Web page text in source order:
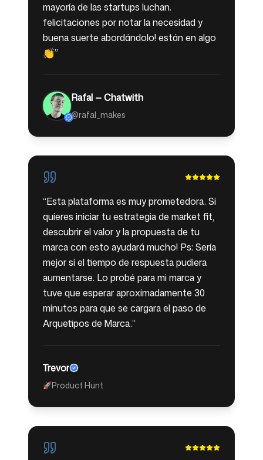
mayoría de las startups luchan.
felicitaciones por notar la necesidad y
buena suerte abordándolo! están en algo
👏”
Rafal — Chatwith
@rafal_makes
“Esta plataforma es muy prometedora. Si
quieres iniciar tu estrategia de market fit,
descubrir el valor y la propuesta de tu
marca con esto ayudará mucho! Ps: Sería
mejor si el tiempo de respuesta pudiera
aumentarse. Lo probé para mi marca y
tuve que esperar aproximadamente 30
minutos para que se cargara el paso de
Arquetipos de Marca.”
Trevor
🚀Product Hunt